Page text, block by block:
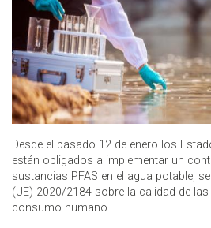
Desde el pasado 12 de enero los
están obligados a implementar un
sustancias PFAS en el agua potable,
(UE) 2020/2184 sobre la calidad de
consumo humano.